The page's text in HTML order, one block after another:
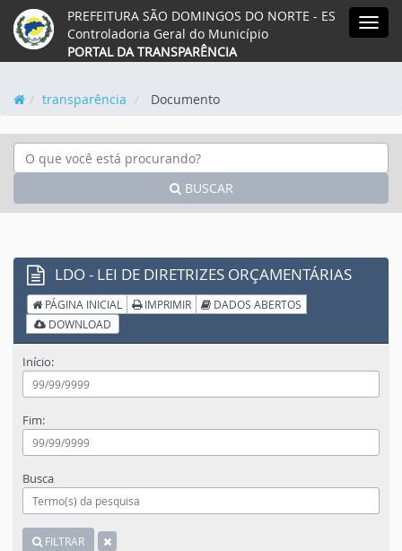
Acessar o mapa do site
Ação para aumentar tamanho da fonte
Ação para diminuir tamaho da fonte
Ação para aplicar auto
Acessar página sobre
Acessar página
Acessar página
Acessar
PREFEITURA SÃO DOMINGOS DO NORTE - ES
Controladoria Geral do Município
PORTAL DA TRANSPARÊNCIA
transparência Documento
BUSCAR
LDO - LEI DE DIRETRIZES ORÇAMENTÁRIAS
PÁGINA INICIAL IMPRIMIR
DADOS ABERTOS
DOWNLOAD
Início:
Fim:
Busca
FILTRAR